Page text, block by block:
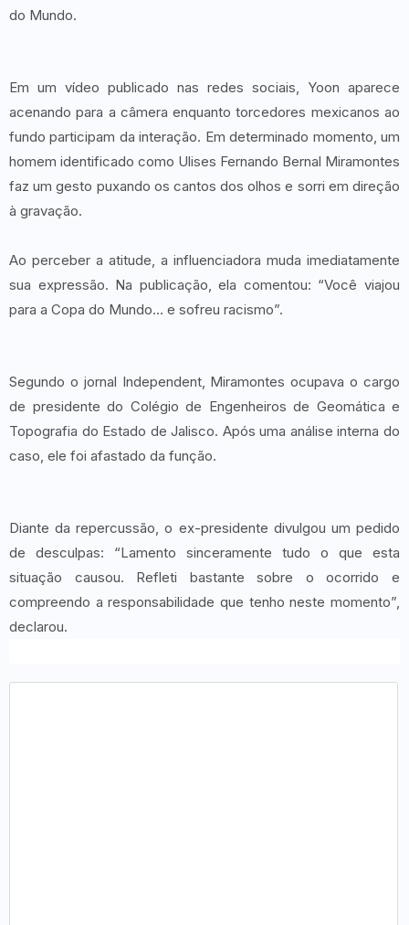
do Mundo.
Em um vídeo publicado nas redes sociais, Yoon aparece
acenando para a câmera enquanto torcedores mexicanos ao
fundo participam da interação. Em determinado momento, um
homem identificado como Ulises Fernando Bernal Miramontes
faz um gesto puxando os cantos dos olhos e sorri em direção
à gravação.
Ao perceber a atitude, a influenciadora muda imediatamente
sua expressão. Na publicação, ela comentou: “Você viajou
para a Copa do Mundo… e sofreu racismo”.
Segundo o jornal Independent, Miramontes ocupava o cargo
de presidente do Colégio de Engenheiros de Geomática e
Topografia do Estado de Jalisco. Após uma análise interna do
caso, ele foi afastado da função.
Diante da repercussão, o ex-presidente divulgou um pedido
de desculpas: “Lamento sinceramente tudo o que esta
situação causou. Refleti bastante sobre o ocorrido e
compreendo a responsabilidade que tenho neste momento”,
declarou.